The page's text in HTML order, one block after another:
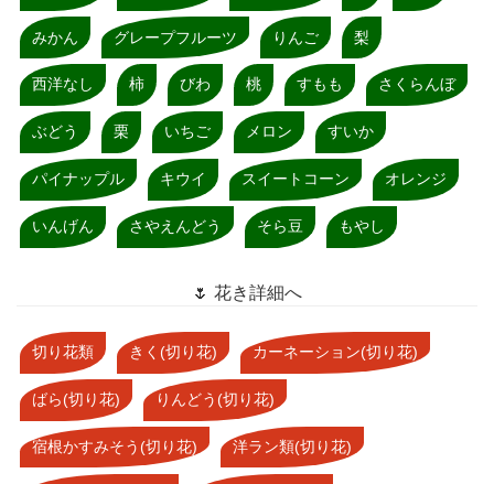
みかん グレープフルーツ りんご 梨
西洋なし 柿 びわ 桃 すもも さくらんぼ
ぶどう 栗 いちご メロン すいか
パイナップル キウイ スイートコーン オレンジ
いんげん さやえんどう そら豆 もやし
🌷 花き詳細へ
切り花類 きく(切り花) カーネーション(切り花)
ばら(切り花) りんどう(切り花)
宿根かすみそう(切り花) 洋ラン類(切り花)